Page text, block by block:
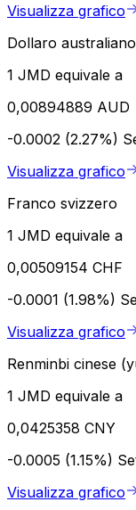
Visualizza grafico
Dollaro australiano
1 JMD equivale a
0,00894889 AUD
-0.0002 (2.27%)
Visualizza grafico
Franco svizzero
1 JMD equivale a
0,00509154 CHF
-0.0001 (1.98%)
Visualizza grafico
Renminbi cinese
1 JMD equivale a
0,0425358 CNY
-0.0005 (1.15%)
Visualizza grafico